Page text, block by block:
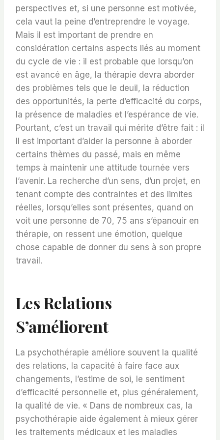
perspectives et, si une personne est motivée,
cela vaut la peine d’entreprendre le voyage.
Mais il est important de prendre en
considération certains aspects liés au moment
du cycle de vie : il est probable que lorsqu’on
est avancé en âge, la thérapie devra aborder
des problèmes tels que le deuil, la réduction
des opportunités, la perte d’efficacité du corps,
la présence de maladies et l’espérance de vie.
Pourtant, c’est un travail qui mérite d’être fait : il
Il est important d’aider la personne à aborder
certains thèmes du passé, mais en même
temps à maintenir une attitude tournée vers
l’avenir. La recherche d’un sens, d’un projet, en
tenant compte des contraintes et des limites
réelles, lorsqu’elles sont présentes, quand on
voit une personne de 70, 75 ans s’épanouir en
thérapie, on ressent une émotion, quelque
chose capable de donner du sens à son propre
travail.
Les Relations
S’améliorent
La psychothérapie améliore souvent la qualité
des relations, la capacité à faire face aux
changements, l’estime de soi, le sentiment
d’efficacité personnelle et, plus généralement,
la qualité de vie. « Dans de nombreux cas, la
psychothérapie aide également à mieux gérer
les traitements médicaux et les maladies